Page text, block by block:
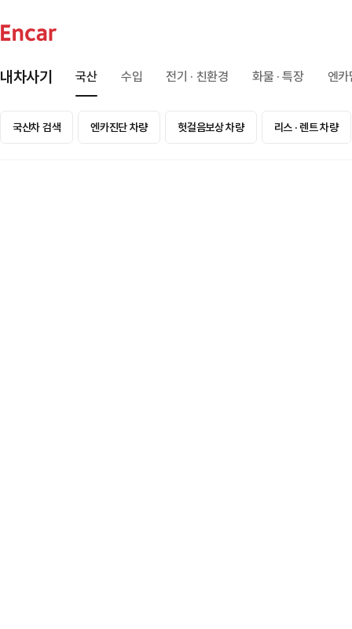
내차사기 국산 수입 전기 · 친환경 화물 · 특장 엔
국산차 검색 엔카진단 차량 헛걸음보상 차량 리스 · 렌트 차량